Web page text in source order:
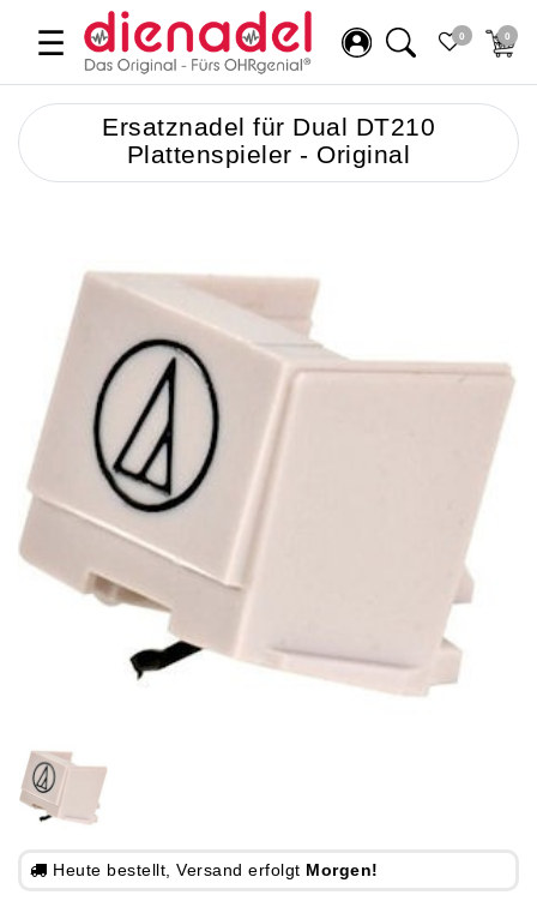
☰ 0 0
Ersatznadel für Dual DT210
Plattenspieler - Original
Heute bestellt, Versand erfolgt Morgen!